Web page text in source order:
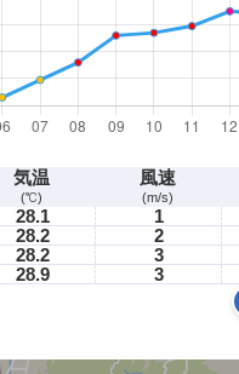
気温
(℃)
風速
(m/s)
28.1 1
28.2 2
28.2 3
28.9 3